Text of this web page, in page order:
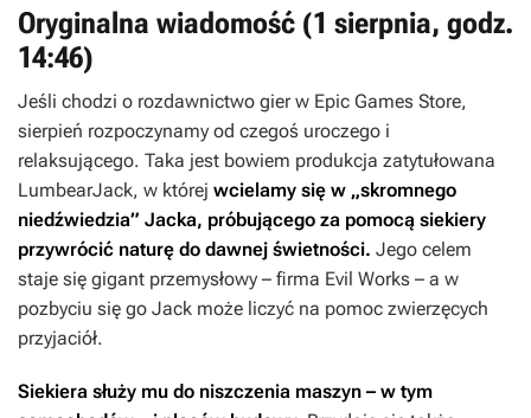
Oryginalna wiadomość (1 sierpnia, godz.
14:46)
Jeśli chodzi o rozdawnictwo gier w Epic Games Store,
sierpień rozpoczynamy od czegoś uroczego i
relaksującego. Taka jest bowiem produkcja zatytułowana
LumbearJack, w której wcielamy się w „skromnego
niedźwiedzia” Jacka, próbującego za pomocą siekiery
przywrócić naturę do dawnej świetności. Jego celem
staje się gigant przemysłowy – firma Evil Works – a w
pozbyciu się go Jack może liczyć na pomoc zwierzęcych
przyjaciół.
Siekiera służy mu do niszczenia maszyn – w tym